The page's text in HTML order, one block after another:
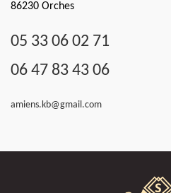
86230 Orches
05 33 06 02 71
06 47 83 43 06
amiens.kb@gmail.com